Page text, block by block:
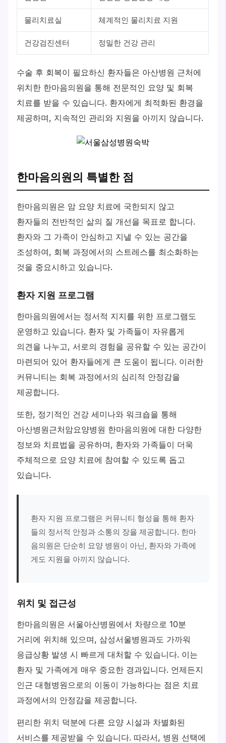
물리치료실 체계적인 물리치료 지원
건강검진센터 정밀한 건강 관리
수술 후 회복이 필요하신 환자들은 아산병원 근처에
위치한 한마음의원을 통해 전문적인 요양 및 회복
치료를 받을 수 있습니다. 환자에게 최적화된 환경을
제공하며, 지속적인 관리와 지원을 아끼지 않습니다.
한마음의원의 특별한 점
한마음의원은 암 요양 치료에 국한되지 않고
환자들의 전반적인 삶의 질 개선을 목표로 합니다.
환자와 그 가족이 안심하고 지낼 수 있는 공간을
조성하여, 회복 과정에서의 스트레스를 최소화하는
것을 중요시하고 있습니다.
환자 지원 프로그램
한마음의원에서는 정서적 지지를 위한 프로그램도
운영하고 있습니다. 환자 및 가족들이 자유롭게
의견을 나누고, 서로의 경험을 공유할 수 있는 공간이
마련되어 있어 환자들에게 큰 도움이 됩니다. 이러한
커뮤니티는 회복 과정에서의 심리적 안정감을
제공합니다.
또한, 정기적인 건강 세미나와 워크숍을 통해
아산병원근처암요양병원 한마음의원에 대한 다양한
정보와 치료법을 공유하며, 환자와 가족들이 더욱
주체적으로 요양 치료에 참여할 수 있도록 돕고
있습니다.
환자 지원 프로그램은 커뮤니티 형성을 통해 환자
들의 정서적 안정과 소통의 장을 제공합니다. 한마
음의원은 단순히 요양 병원이 아닌, 환자와 가족에
게도 지원을 아끼지 않습니다.
위치 및 접근성
한마음의원은 서울아산병원에서 차량으로 10분
거리에 위치해 있으며, 삼성서울병원과도 가까워
응급상황 발생 시 빠르게 대처할 수 있습니다. 이는
환자 및 가족에게 매우 중요한 경과입니다. 언제든지
인근 대형병원으로의 이동이 가능하다는 점은 치료
과정에서의 안정감을 제공합니다.
편리한 위치 덕분에 다른 요양 시설과 차별화된
서비스를 제공받을 수 있습니다. 따라서, 병원 선택에